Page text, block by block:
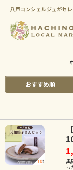
八戸コンシェルジュがセ
おすすめ順
黒